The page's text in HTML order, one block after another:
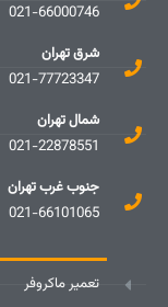
021-66000746
شرق تهران
021-77723347
شمال تهران
021-22878551
جنوب غرب تهران
021-66101065
تعمیر ماکروفر